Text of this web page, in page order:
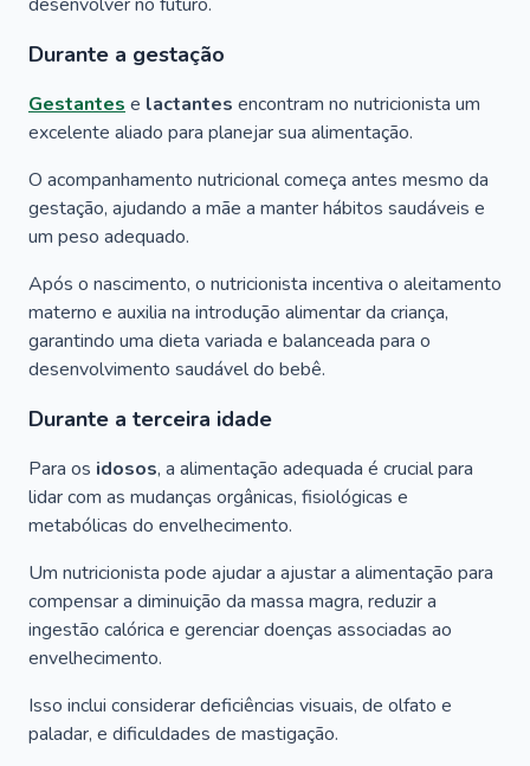
desenvolver no futuro.
Durante a gestação
Gestantese lactantes encontram no nutricionista um
excelente aliado para planejar sua alimentação.
O acompanhamento nutricional começa antes mesmo da
gestação, ajudando a mãe a manter hábitos saudáveis e
um peso adequado.
Após o nascimento, o nutricionista incentiva o aleitamento
materno e auxilia na introdução alimentar da criança,
garantindo uma dieta variada e balanceada para o
desenvolvimento saudável do bebê.
Durante a terceira idade
Para os idosos, a alimentação adequada é crucial para
lidar com as mudanças orgânicas, fisiológicas e
metabólicas do envelhecimento.
Um nutricionista pode ajudar a ajustar a alimentação para
compensar a diminuição da massa magra, reduzir a
ingestão calórica e gerenciar doenças associadas ao
envelhecimento.
Isso inclui considerar deficiências visuais, de olfato e
paladar, e dificuldades de mastigação.